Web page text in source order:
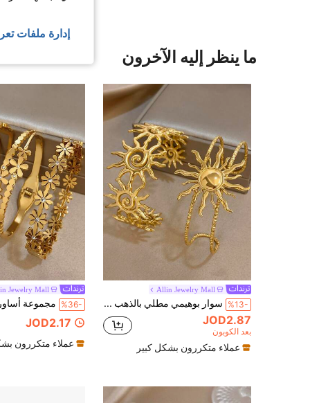
ما ينظر إليه الآخرون
Allin Jewelry Mall
%13- سوار بوهيمي مطلي بالذهب من الفولاذ المقاوم للصدأ بتصميم الشمس للنساء، مجموعة مجوهرات بوهيمية، هدية للأم، مجوهرات يومية وحفلات
JOD2.87
بعد الكوبون
عملاء متكررون بشكل كبير
Jewelry Mall
%36-
JOD2.17
عملاء متكررون
إدارة ملفات